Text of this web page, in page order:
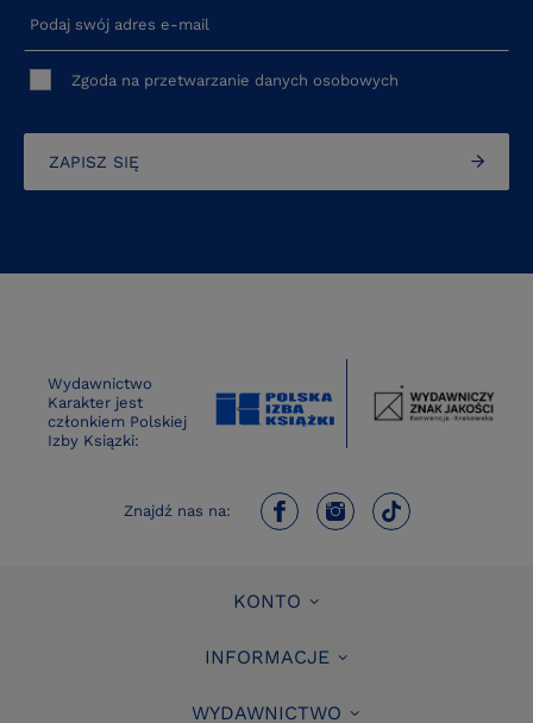
Podaj swój adres e-mail
Zgoda na przetwarzanie danych osobowych
ZAPISZ SIĘ
Wydawnictwo
Karakter jest
członkiem Polskiej
Izby Ksiązki:
Znajdź nas na:
KONTO
INFORMACJE
WYDAWNICTWO